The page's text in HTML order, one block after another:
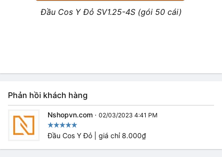
Đầu Cos Y Đỏ SV1.25-4S (gói 50 cái)
Phản hồi khách hàng
Nshopvn.com · 02/03/2023 4:41 PM
Đầu Cos Y Đỏ | giá chỉ 8.000₫